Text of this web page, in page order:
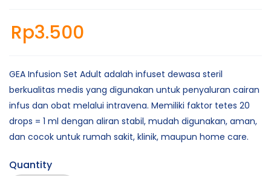
Rp3.500
GEA Infusion Set Adult adalah infuset dewasa steril
berkualitas medis yang digunakan untuk penyaluran cairan
infus dan obat melalui intravena. Memiliki faktor tetes 20
drops = 1 ml dengan aliran stabil, mudah digunakan, aman,
dan cocok untuk rumah sakit, klinik, maupun home care.
Quantity